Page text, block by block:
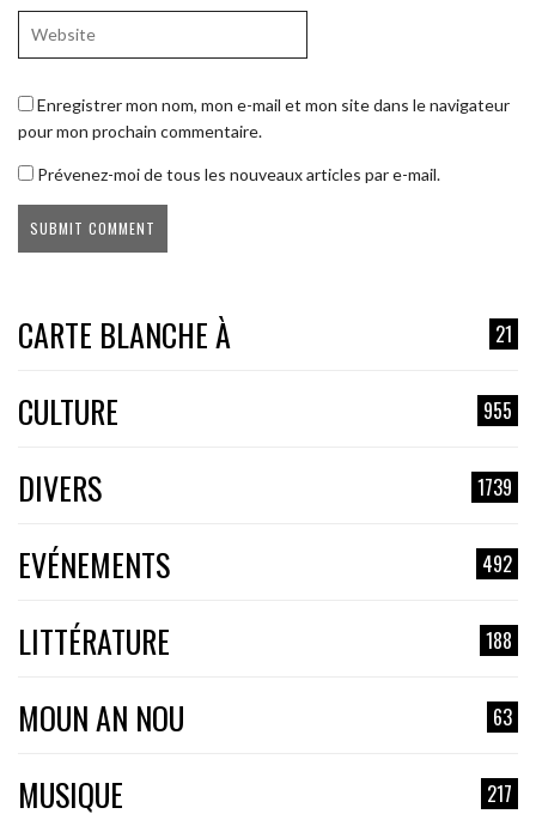
Enregistrer mon nom, mon e-mail et mon site dans le navigateur
pour mon prochain commentaire.
Prévenez-moi de tous les nouveaux articles par e-mail.
CARTE BLANCHE À 21
CULTURE 955
DIVERS 1739
EVÉNEMENTS 492
LITTÉRATURE 188
MOUN AN NOU 63
MUSIQUE 217